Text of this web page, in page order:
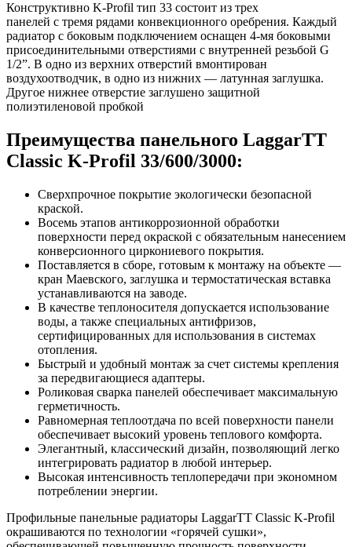
Конструктивно K-Profil тип 33 состоит из трех
панелей с тремя рядами конвекционного оребрения. Каждый
радиатор с боковым подключением оснащен 4-мя боковыми
присоединительными отверстиями с внутренней резьбой G
1/2”. В одно из верхних отверстий вмонтирован
воздухоотводчик, в одно из нижних — латунная заглушка.
Другое нижнее отверстие заглушено защитной
полиэтиленовой пробкой
Преимущества панельного LaggarTT
Classic K-Profil 33/600/3000:
Сверхпрочное покрытие экологически безопасной
краской.
Восемь этапов антикоррозионной обработки
поверхности перед окраской с обязательным нанесением
конверсионного циркониевого покрытия.
Поставляется в сборе, готовым к монтажу на объекте —
кран Маевского, заглушка и термостатическая вставка
устанавливаются на заводе.
В качестве теплоносителя допускается использование
воды, а также специальных антифризов,
сертифицированных для использования в системах
отопления.
Быстрый и удобный монтаж за счет системы крепления
за передвигающиеся адаптеры.
Роликовая сварка панелей обеспечивает максимальную
герметичность.
Равномерная теплоотдача по всей поверхности панели
обеспечивает высокий уровень теплового комфорта.
Элегантный, классический дизайн, позволяющий легко
интегрировать радиатор в любой интерьер.
Высокая интенсивность теплопередачи при экономном
потреблении энергии.
Профильные панельные радиаторы LaggarTT Classic K-Profil
окрашиваются по технологии «горячей сушки»,